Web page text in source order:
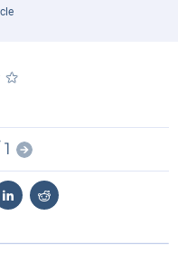
Claussen worden behandeld.
realiteit puzzel)
★
★